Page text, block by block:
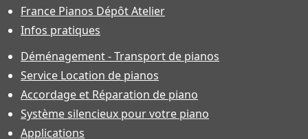
France Pianos Dépôt Atelier
Infos pratiques
Déménagement - Transport de pianos
Service Location de pianos
Accordage et Réparation de piano
Système silencieux pour votre piano
Applications